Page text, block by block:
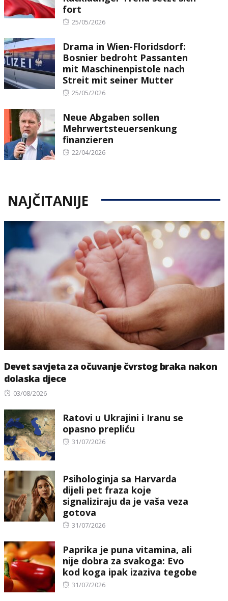
fort
Posted
25/05/2026
Drama in Wien-Floridsdorf:
Bosnier bedroht Passanten
mit Maschinenpistole nach
Streit mit seiner Mutter
Posted
25/05/2026
Neue Abgaben sollen
Mehrwertsteuersenkung
finanzieren
Posted
22/04/2026
NAJČITANIJE
Devet savjeta za očuvanje čvrstog braka nakon
dolaska djece
Posted
03/08/2026
Ratovi u Ukrajini i Iranu se
opasno prepliću
Posted
31/07/2026
Psihologinja sa Harvarda
dijeli pet fraza koje
signaliziraju da je vaša veza
gotova
Posted
31/07/2026
Paprika je puna vitamina, ali
nije dobra za svakoga: Evo
kod koga ipak izaziva tegobe
Posted
31/07/2026